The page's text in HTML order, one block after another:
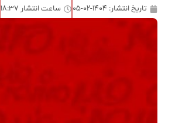
تاریخ انتشار: ۱۴۰۴-۰۲-۰۵ ساعت انتشار ۱۸:۳۷